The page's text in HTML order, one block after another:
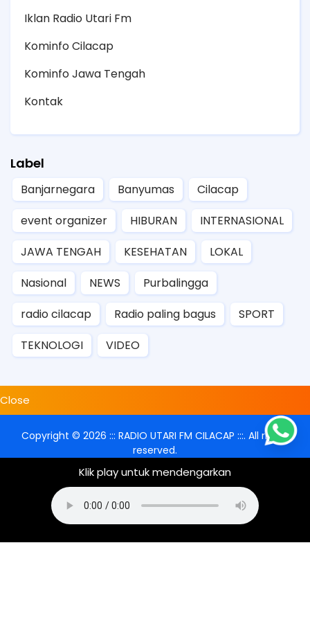
Iklan Radio Utari Fm
Kominfo Cilacap
Kominfo Jawa Tengah
Kontak
Label
Banjarnegara Banyumas
Cilacap
event organizer
HIBURAN
INTERNASIONAL
JAWA TENGAH
KESEHATAN
LOKAL
Nasional
NEWS
Purbalingga
radio cilacap
Radio paling bagus
SPORT
TEKNOLOGI
VIDEO
Klik play untuk mendengarkan
Close
Copyright © 2026 ::: RADIO UTARI FM CILACAP :::. All rights
reserved.